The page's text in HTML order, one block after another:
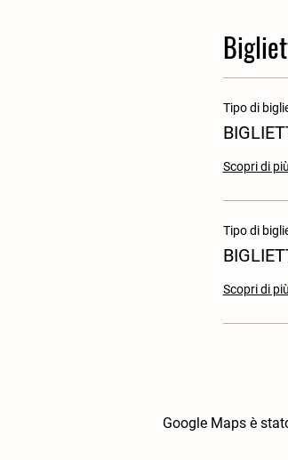
Tipo di
Scopri di più
Tipo di
Scopri di più
Google Maps è